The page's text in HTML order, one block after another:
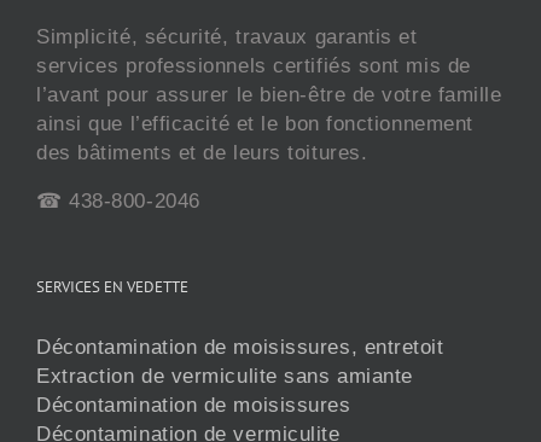
Simplicité, sécurité, travaux garantis et
services professionnels certifiés sont mis de
l’avant pour assurer le bien-être de votre famille
ainsi que l’efficacité et le bon fonctionnement
des bâtiments et de leurs toitures.
☎ 438-800-2046
SERVICES EN VEDETTE
Décontamination de moisissures, entretoit
Extraction de vermiculite sans amiante
Décontamination de moisissures
Décontamination de vermiculite